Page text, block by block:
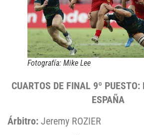
Fotografía: Mike Lee
CUARTOS DE FINAL 9º
ESPAÑA
Árbitro: Jeremy ROZIER